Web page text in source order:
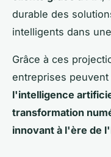
durable des
intelligents dans
Grâce à ces
entreprises
l'intelligence
transformation
innovant à l'ère de